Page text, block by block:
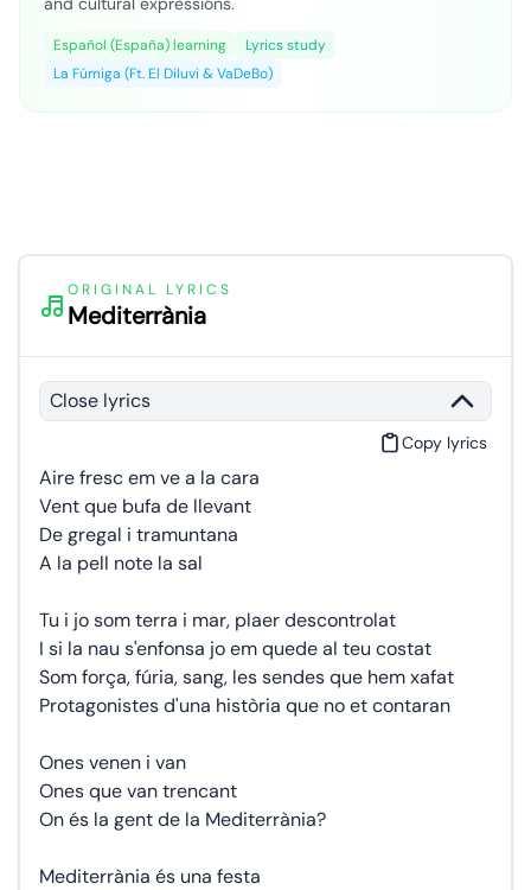
Español (España) learning
Lyrics study
La Fúmiga (Ft. El Diluvi & VaDeBo)
ORIGINAL LYRICS
Mediterrània
Close lyrics
Copy lyrics
Aire fresc em ve a la cara
Vent que bufa de llevant
De gregal i tramuntana
A la pell note la sal
Tu i jo som terra i mar, plaer descontrolat
I si la nau s'enfonsa jo em quede al teu costat
Som força, fúria, sang, les sendes que hem xafat
Protagonistes d'una història que no et contaran
Ones venen i van
Ones que van trencant
On és la gent de la Mediterrània?
Mediterrània és una festa